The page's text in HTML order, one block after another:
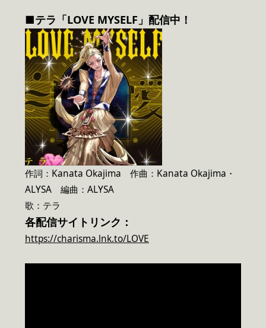
■テラ「LOVE MYSELF」配信中！
作詞：Kanata Okajima 作曲：Kanata Okajima・
ALYSA 編曲：ALYSA
歌：テラ
各配信サイトリンク：
https://charisma.lnk.to/LOVE